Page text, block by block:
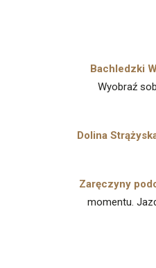
Bachledzki
Wyobraź
Dolina
Zaręczyny
momentu.